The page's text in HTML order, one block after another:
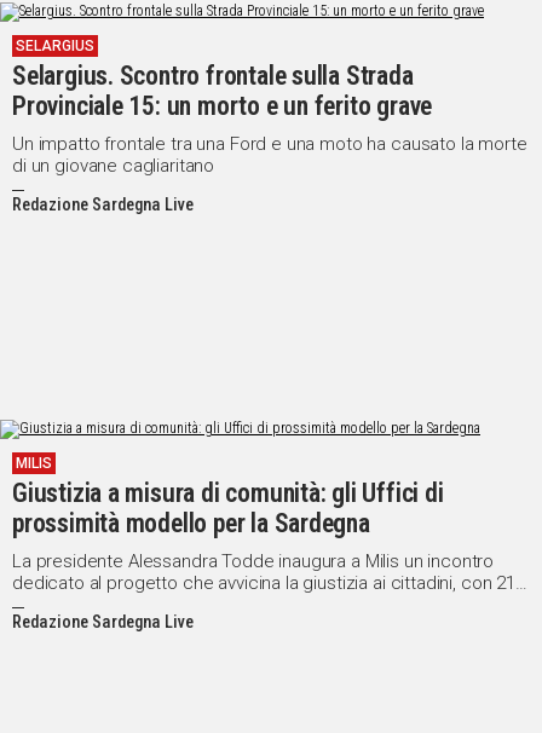
SELARGIUS
Selargius. Scontro frontale sulla Strada
Provinciale 15: un morto e un ferito grave
Un impatto frontale tra una Ford e una moto ha causato la morte
di un giovane cagliaritano
Redazione Sardegna Live
MILIS
Giustizia a misura di comunità: gli Uffici di
prossimità modello per la Sardegna
La presidente Alessandra Todde inaugura a Milis un incontro
dedicato al progetto che avvicina la giustizia ai cittadini, con 21
sedi attive
Redazione Sardegna Live